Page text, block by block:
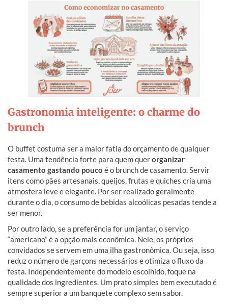
Gastronomia inteligente: o charme do
brunch
O buffet costuma ser a maior fatia do orçamento de qualquer
festa. Uma tendência forte para quem querorganizar
casamento gastando pouco é o brunch de casamento. Servir
itens como pães artesanais, queijos, frutas e quiches cria uma
atmosfera leve e elegante. Por ser realizado geralmente
durante o dia, o consumo de bebidas alcoólicas pesadas tende a
ser menor.
Por outro lado, se a preferência for um jantar, o serviço
“americano” é a opção mais econômica. Nele, os próprios
convidados se servem em uma ilha gastronômica. Ou seja, isso
reduz o número de garçons necessários e otimiza o fluxo da
festa. Independentemente do modelo escolhido, foque na
qualidade dos ingredientes. Um prato simples bem executado é
sempre superior a um banquete complexo sem sabor.